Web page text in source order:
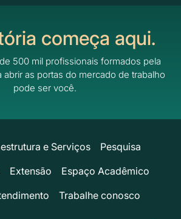
começa aqui.
500 mil profissionais formados pela
abrir as portas do mercado de trabalho
pode ser você.
e Serviços
Pesquisa
Extensão
Espaço Acadêmico
Trabalhe conosco